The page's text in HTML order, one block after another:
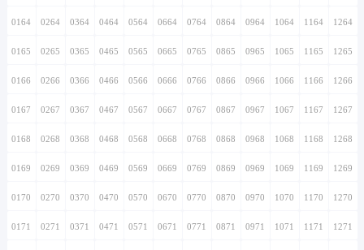
0164 0264 0364 0464 0564 0664 0764 0864 0964 1064 1164 1264
0165 0265 0365 0465 0565 0665 0765 0865 0965 1065 1165 1265
0166 0266 0366 0466 0566 0666 0766 0866 0966 1066 1166 1266
0167 0267 0367 0467 0567 0667 0767 0867 0967 1067 1167 1267
0168 0268 0368 0468 0568 0668 0768 0868 0968 1068 1168 1268
0169 0269 0369 0469 0569 0669 0769 0869 0969 1069 1169 1269
0170 0270 0370 0470 0570 0670 0770 0870 0970 1070 1170 1270
0171 0271 0371 0471 0571 0671 0771 0871 0971 1071 1171 1271